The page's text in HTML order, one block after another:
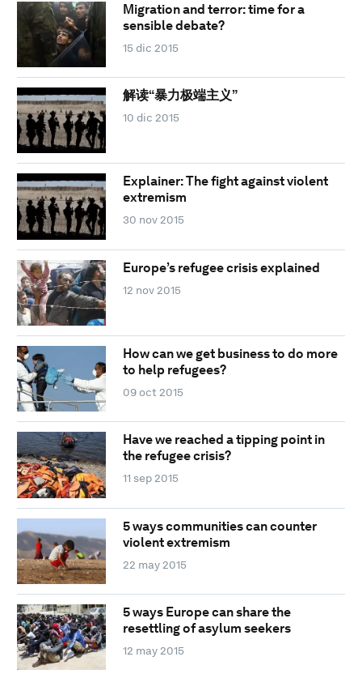
Migration and terror: time for a
sensible debate?
15 dic 2015
解读“暴力极端主义”
10 dic 2015
Explainer: The fight against violent
extremism
30 nov 2015
Europe’s refugee crisis explained
12 nov 2015
How can we get business to do more
to help refugees?
09 oct 2015
Have we reached a tipping point in
the refugee crisis?
11 sep 2015
5 ways communities can counter
violent extremism
22 may 2015
5 ways Europe can share the
resettling of asylum seekers
12 may 2015